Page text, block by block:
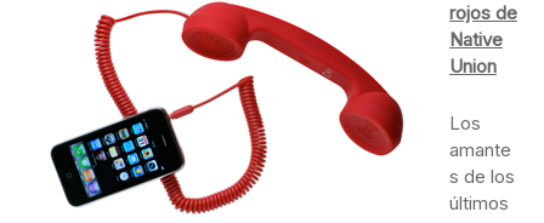
rojos de
Native
Union
Los
amante
s de los
últimos